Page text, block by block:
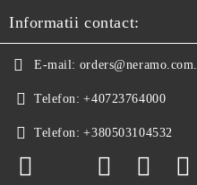
Informatii contact:
E-mail:
Telefon: +40723764000
Telefon: +380503104532